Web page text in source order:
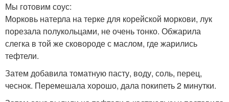
Мы готовим соус:
Морковь натерла на терке для корейской моркови, лук
порезала полукольцами, не очень тонко. Обжарила
слегка в той же сковороде с маслом, где жарились
тефтели.
Затем добавила томатную пасту, воду, соль, перец,
чеснок. Перемешала хорошо, дала покипеть 2 минутки.